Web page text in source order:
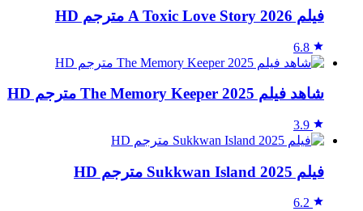
فيلم A Toxic Love Story 2026 مترجم HD
6.8
شاهد فيلم The Memory Keeper 2025 مترجم HD
3.9
فيلم Sukkwan Island 2025 مترجم HD
6.2